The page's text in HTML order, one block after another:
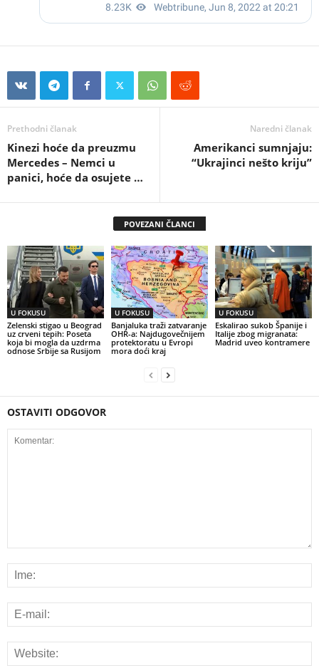
Prethodni članak
Kinezi hoće da preuzmu
Mercedes – Nemci u
panici, hoće da osujete …
Naredni članak
Amerikanci sumnjaju:
“Ukrajinci nešto kriju”
POVEZANI ČLANCI
U FOKUSU
Zelenski stigao u Beograd
uz crveni tepih: Poseta
koja bi mogla da uzdrma
odnose Srbije sa Rusijom
U FOKUSU
Banjaluka traži zatvaranje
OHR-a: Najdugovečnijem
protektoratu u Evropi
mora doći kraj
U FOKUSU
Eskalirao sukob Španije i
Italije zbog migranata:
Madrid uveo kontramere
OSTAVITI ODGOVOR